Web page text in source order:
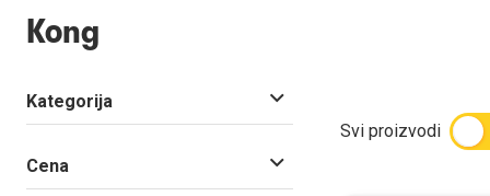
Kong
Svi proizvodi
Kategorija
Cena